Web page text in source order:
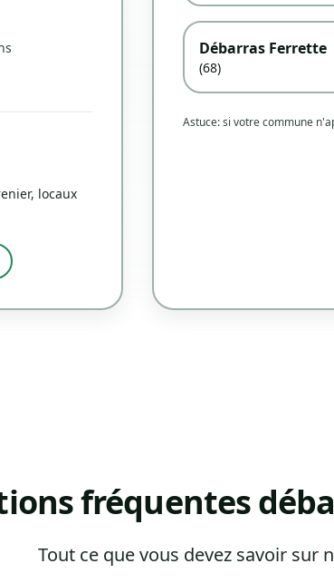
locaux
Débarras Ferrette
(68)
Astuce: si votre commune
fréquentes
Tout ce que vous devez savoir sur